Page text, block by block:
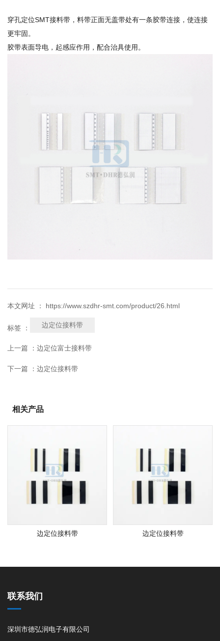
穿孔定位SMT接料带，料带正面无盖带处有一条胶带连接，使连接
更牢固。
胶带表面导电，起感应作用，配合治具使用。
本文网址 ： https://www.szdhr-smt.com/product/26.html
标签 ： 边定位接料带
上一篇 ： 边定位富士接料带
下一篇 ： 边定位接料带
相关产品
边定位接料带 边定位接料带
联系我们
深圳市德弘润电子有限公司